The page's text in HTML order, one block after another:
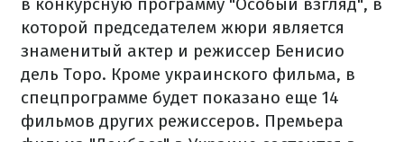
которой председателем жюри является
знаменитый актер и режиссер Бенисио
дель Торо. Кроме украинского фильма, в
спецпрограмме будет показано еще 14
фильмов других режиссеров. Премьера